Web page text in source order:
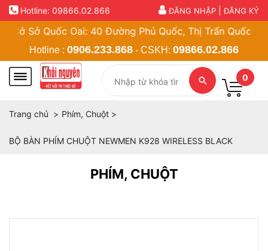
ĐĂNG NHẬP |ĐĂNG KÝ
Hotline: 09866.02.866
Quốc Oai: 40 Đường Phủ Quốc, Thị Trấn Quốc Oai,
Hotline : 0906.233.868 - CSKH: 09866.02.866
0
Trang chủ Phím, Chuột
BỘ BÀN PHÍM CHUỘT NEWMEN K928 WIRELESS BLACK
PHÍM, CHUỘT